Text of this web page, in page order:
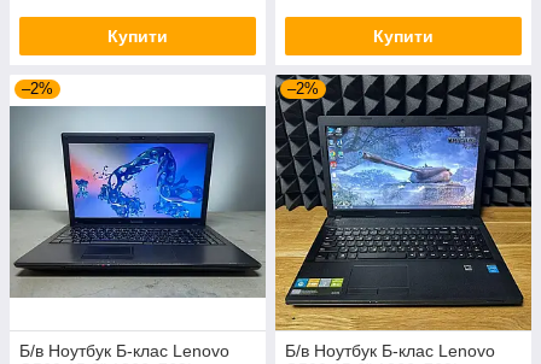
Купити Купити
–2%
Б/в Ноутбук Б-клас Lenovo
–2%
Б/в Ноутбук Б-клас Lenovo